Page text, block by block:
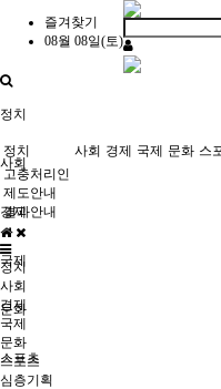
즐겨찾기
08월 08일(토)
정치
사회
경제
국제
문화
스포츠
정치 사회 경제 국제 문화 스
고충처리인
제도안내
결과안내
정치
사회
경제
국제
문화
스포츠
심층기획